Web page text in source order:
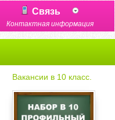
Связь
Контактная информация
Вакансии в 10 класс.